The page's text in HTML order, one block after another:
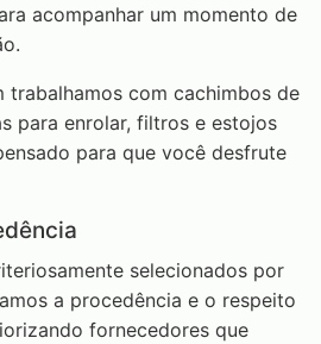
acompanhar um momento de
trabalhamos com cachimbos de
para enrolar, filtros e estojos
para que você desfrute
selecionados por
a procedência e o respeito
fornecedores que